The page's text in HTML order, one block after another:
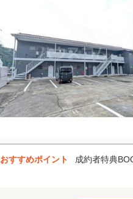
おすすめポイント
成約者特典